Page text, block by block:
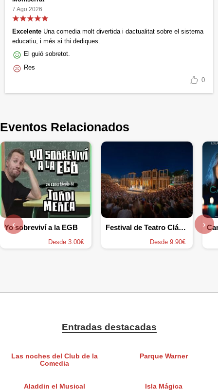
7 Ago 2026
Excelente Una comedia molt divertida i dactualitat sobre el sistema
educatiu, i més si thi dediques.
El guió sobretot.
Res
0
Eventos Relacionados
Yo sobreviví a la EGB
Desde 3.00€
Festival de Teatro Clásico de Mérida 2026
Desde 9.90€
‹ ›
Entradas destacadas
Las noches del Club de la
Comedia
Parque Warner
Aladdin el Musical Isla Mágica